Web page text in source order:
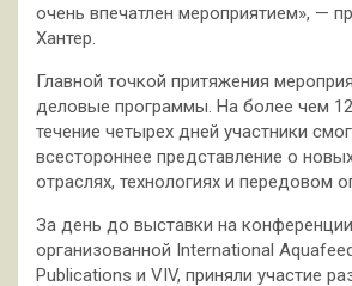
очень впечатлен мероприятием», —
Хантер.
Главной точкой притяжения
деловые программы. На более чем
течение четырех дней участники
всестороннее представление о
отраслях, технологиях и передовом
За день до выставки на
организованной International
Publications и VIV, приняли участие